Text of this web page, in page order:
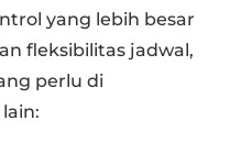
yang lebih besar
fleksibilitas jadwal,
perlu di